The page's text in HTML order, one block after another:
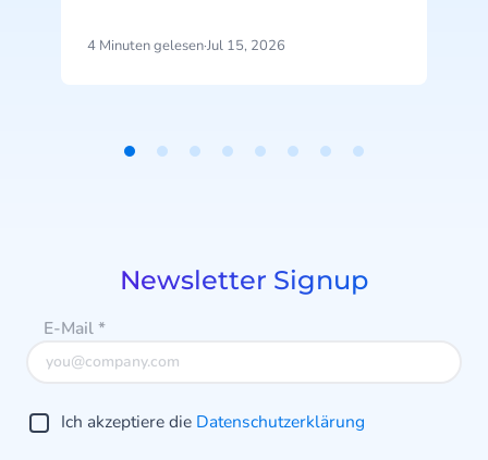
entwickelt, betreibt und langfristig
4 Minuten gelesen·Jul 15, 2026
Newsletter Signup
E-Mail*
Ich akzeptiere die Datenschutzerklärung